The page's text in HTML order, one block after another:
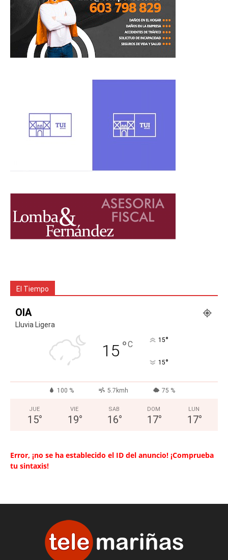
El Tiempo
OIA
Lluvia Ligera
15 °C 15°
15°
100 % 5.7kmh 75 %
JUE
15°
VIE
19°
SAB
16°
DOM
17°
LUN
17°
Error, ¡no se ha establecido el ID del anuncio! ¡Comprueba
tu sintaxis!